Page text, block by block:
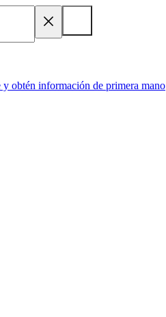
obtén información de primera mano